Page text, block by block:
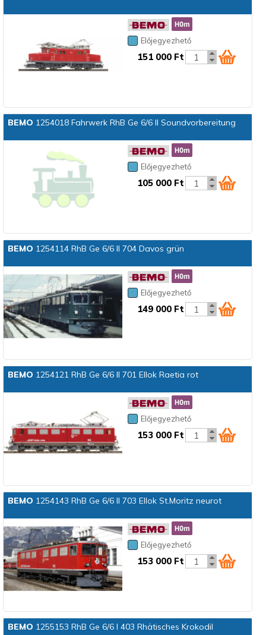
Előjegyezhető
151 000 Ft
BEMO 1254018 Fahrwerk RhB Ge 6/6 II Soundvorbereitung
Előjegyezhető
105 000 Ft
BEMO 1254114 RhB Ge 6/6 II 704 Davos grün
Előjegyezhető
149 000 Ft
BEMO 1254121 RhB Ge 6/6 II 701 Ellok Raetia rot
Előjegyezhető
153 000 Ft
BEMO 1254143 RhB Ge 6/6 II 703 Ellok St.Moritz neurot
Előjegyezhető
153 000 Ft
BEMO 1255153 RhB Ge 6/6 I 403 Rhätisches Krokodil